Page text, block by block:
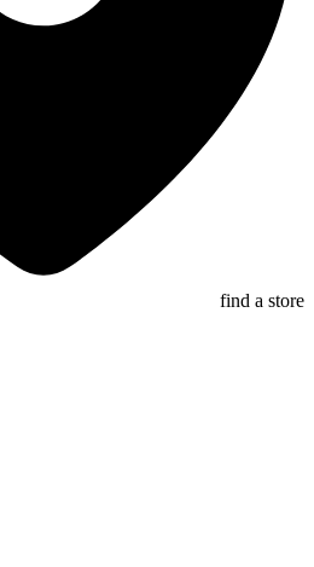
find a store